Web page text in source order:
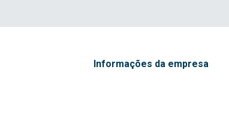
Informações da empresa